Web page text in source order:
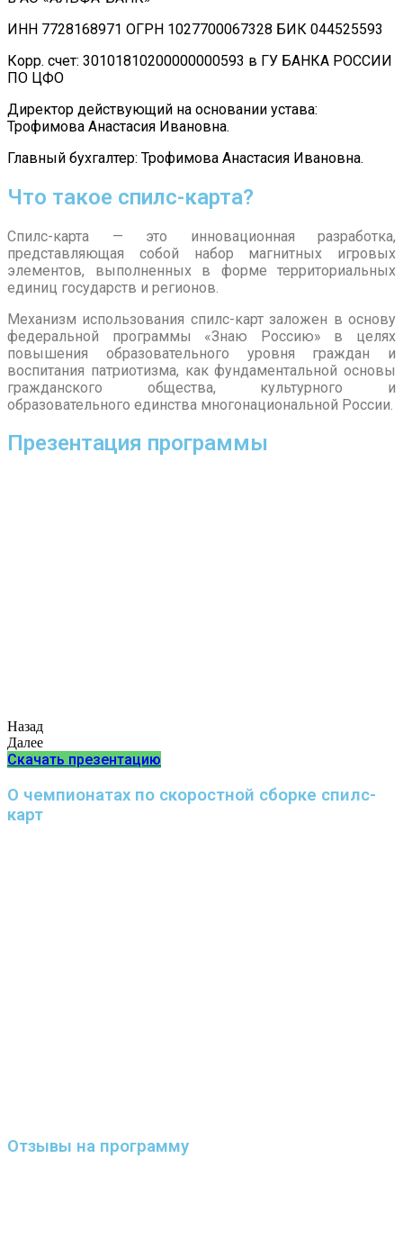
ИНН 7728168971 ОГРН 1027700067328 БИК 044525593
Корр. счет: 30101810200000000593 в ГУ БАНКА РОССИИ
ПО ЦФО
Директор действующий на основании устава:
Трофимова Анастасия Ивановна.
Главный бухгалтер: Трофимова Анастасия Ивановна.
Что такое спилс-карта?
Спилс-карта — это инновационная разработка,
представляющая собой набор магнитных игровых
элементов, выполненных в форме территориальных
единиц государств и регионов.
Механизм использования спилс-карт заложен в основу
федеральной программы «Знаю Россию» в целях
повышения образовательного уровня граждан и
воспитания патриотизма, как фундаментальной основы
гражданского общества, культурного и
образовательного единства многонациональной России.
Презентация программы
Назад
Далее
Скачать презентацию
О чемпионатах по скоростной сборке спилс-
карт
Отзывы на программу